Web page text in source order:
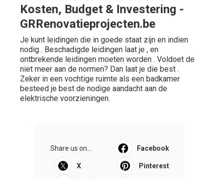
Kosten, Budget & Investering -
GRRenovatieprojecten.be
Je kunt leidingen die in goede staat zijn en indien
nodig . Beschadigde leidingen laat je , en
ontbrekende leidingen moeten worden . Voldoet de
niet meer aan de normen? Dan laat je die best .
Zeker in een vochtige ruimte als een badkamer
besteed je best de nodige aandacht aan de
elektrische voorzieningen.
Share us on... Facebook
X Pinterest